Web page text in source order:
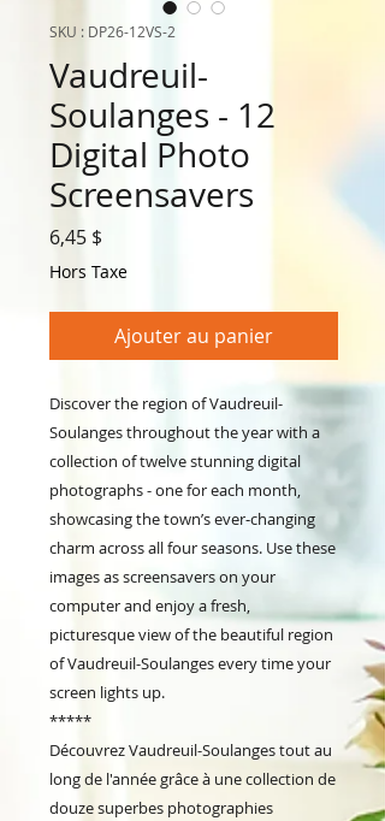
SKU : DP26-12VS-2
Vaudreuil-
Soulanges - 12
Digital Photo
Screensavers
6,45 $
Hors Taxe
Ajouter au panier
Discover the region of Vaudreuil-
Soulanges throughout the year with a
collection of twelve stunning digital
photographs - one for each month,
showcasing the town’s ever‑changing
charm across all four seasons. Use these
images as screensavers on your
computer and enjoy a fresh,
picturesque view of the beautiful region
of Vaudreuil-Soulanges every time your
screen lights up.
*****
Découvrez Vaudreuil-Soulanges tout au
long de l'année grâce à une collection de
douze superbes photographies